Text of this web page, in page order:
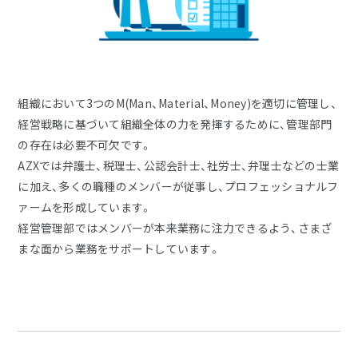
組織において3つのM(Man、Material、Money)を適切に管理し、
経営戦略に基づいて組織全体の力を発揮するために、管理部門
の存在は必要不可欠です。
AZXでは弁護士、税理士、公認会計士、社労士、弁理士などの士業
に加え、多くの職種のメンバーが従事し、プロフェッショナルフ
ァームを形成しています。
経営管理部ではメンバーが本来業務に注力できるよう、さまざ
まな面から業務をサポートしています。